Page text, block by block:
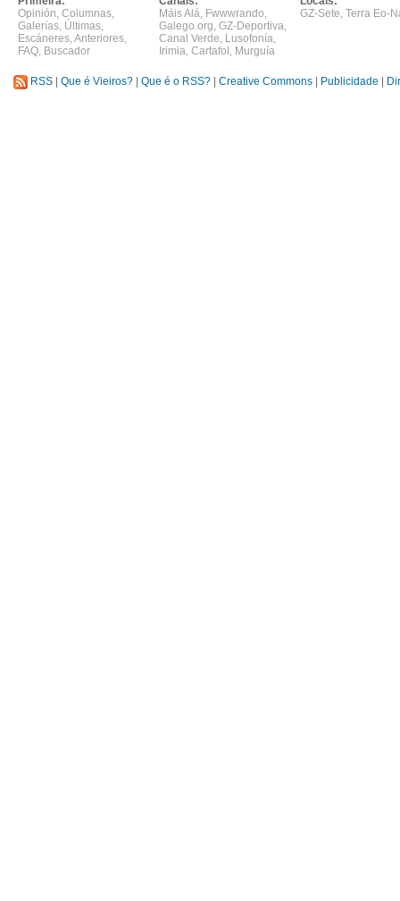
Opinión, Columnas,
Galerías, Últimas,
Escáneres,Anteriores,
FAQ, Buscador
Máis Alá, Fwwwrando,
Galego.org, GZ-Deportiva,
Canal Verde, Lusofonía,
Irimia, Cartafol , Murguía
GZ-Sete, Terra Eo-
RSS Que é Vieiros? Que é o RSS? Creative Commons Publicidade